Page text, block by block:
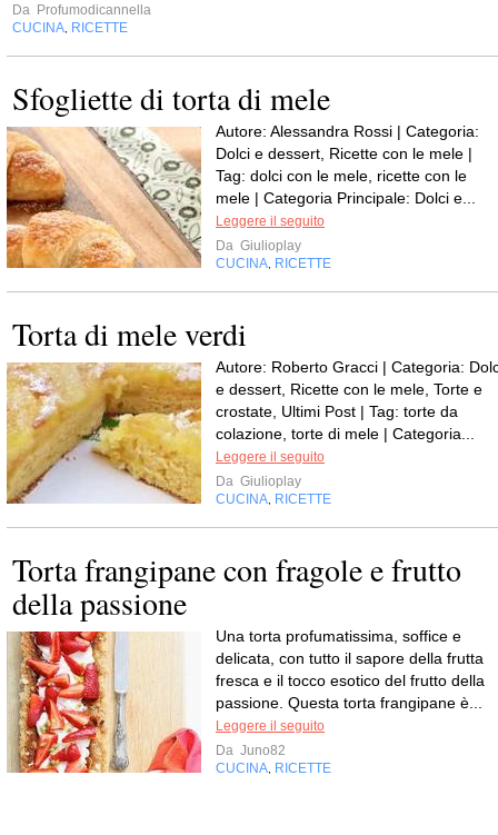
Da Profumodicannella
CUCINA RICETTE
Sfogliette di torta di mele
Autore: Alessandra Rossi | Categoria:
Dolci e dessert, Ricette con le mele |
Tag: dolci con le mele, ricette con le
mele | Categoria Principale: Dolci e...
Leggere il seguito
Da Giulioplay
CUCINA RICETTE
Torta di mele verdi
Autore: Roberto Gracci | Categoria:
e dessert, Ricette con le mele, Torte e
crostate, Ultimi Post | Tag: torte da
colazione, torte di mele | Categoria...
Leggere il seguito
Da Giulioplay
CUCINA RICETTE
Torta frangipane con fragole e frutto
della passione
Una torta profumatissima, soffice e
delicata, con tutto il sapore della frutta
fresca e il tocco esotico del frutto della
passione. Questa torta frangipane è...
Leggere il seguito
Da Juno82
CUCINA RICETTE